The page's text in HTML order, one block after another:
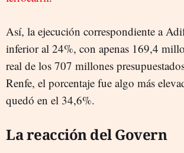
Así, la ejecución correspondiente a
inferior al 24%, con apenas 169,4
real de los 707 millones
Renfe, el porcentaje fue algo más
quedó en el 34,6%.
La reacción del Govern